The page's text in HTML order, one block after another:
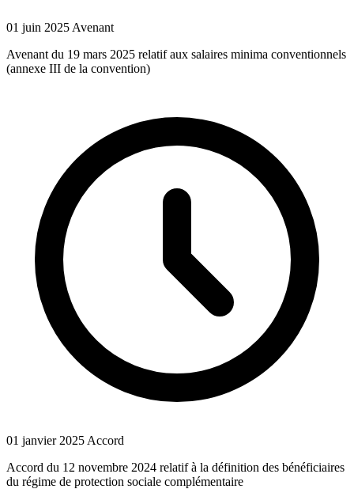
01 juin 2025 Avenant
Avenant du 19 mars 2025 relatif aux salaires minima conventionnels
(annexe III de la convention)
01 janvier 2025 Accord
Accord du 12 novembre 2024 relatif à la définition des bénéficiaires
du régime de protection sociale complémentaire